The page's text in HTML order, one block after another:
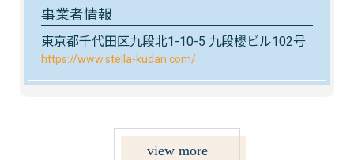
事業者情報
東京都千代田区九段北1-10-5 九段櫻ビル102号
https://www.stella-kudan.com/
view more